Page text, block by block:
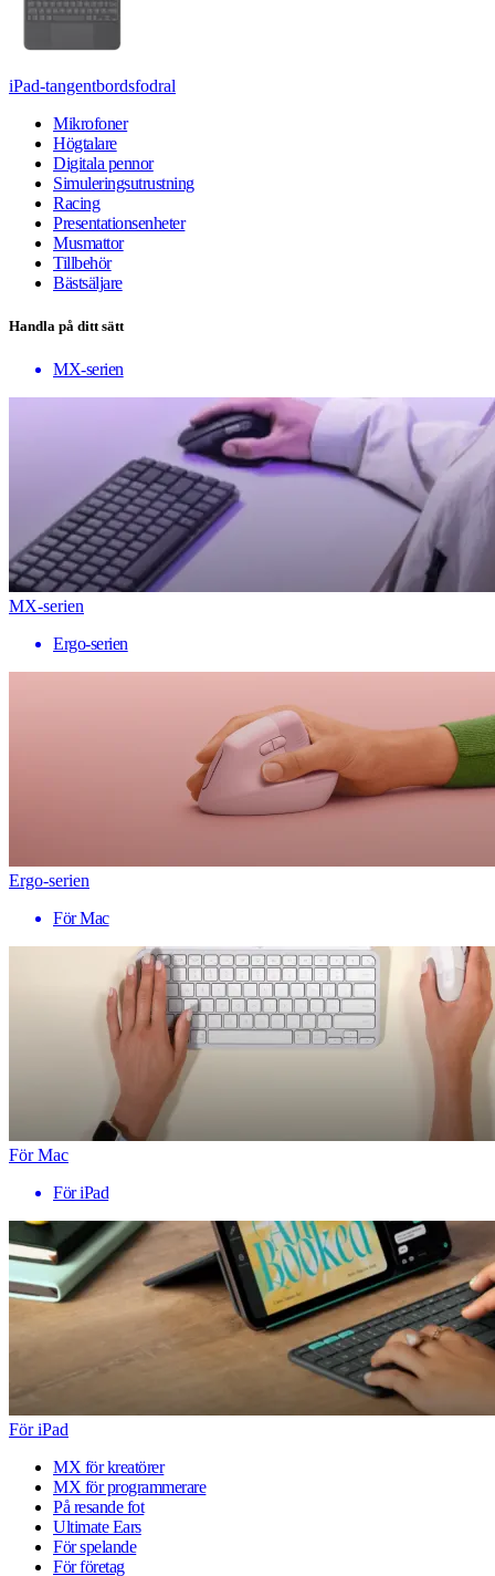
iPad-tangentbordsfodral
Mikrofoner
Högtalare
Digitala pennor
Simuleringsutrustning
Racing
Presentationsenheter
Musmattor
Tillbehör
Bästsäljare
Handla på ditt sätt
MX-serien
MX-serien
Ergo-serien
Ergo-serien
För Mac
För Mac
För iPad
För iPad
MX för kreatörer
MX för programmerare
På resande fot
Ultimate Ears
För spelande
För företag